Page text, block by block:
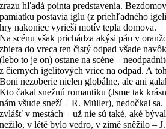
zrazu hľadá pointa predstavenia.
pamiatku postavia iglu (z priehľadného
hry nakoniec vyrieši motív tepla domova.
Na scénu však prichádza akýsi pán v
zbiera do vreca ten čistý odpad všade
(lebo to je on) ostane na scéne –
z čiernych igelitových vriec na odpad. A
Boni nezoberie nielen globálne, ale ani
Kto čakal snežnú romantiku (Jsme tak
nám všude sneží – R. Müller), nedočkal
zvlášť v mestách – už nie sú také, aké
nežilo, v létě bylo vedro, v zimě sněžilo –